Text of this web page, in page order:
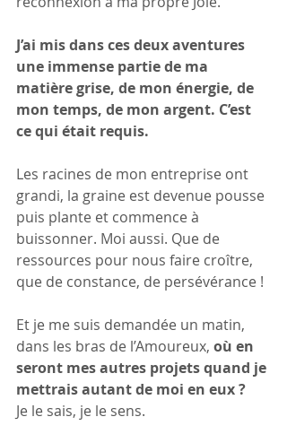
J’ai mis dans ces deux aventures
une immense partie de ma
matière grise, de mon énergie, de
mon temps, de mon argent. C’est
ce qui était requis.
Les racines de mon entreprise ont
grandi, la graine est devenue pousse
puis plante et commence à
buissonner. Moi aussi. Que de
ressources pour nous faire croître,
que de constance, de persévérance !
Et je me suis demandée un matin,
dans les bras de l’Amoureux, où en
seront mes autres projets quand je
mettrais autant de moi en eux ?
Je le sais, je le sens.